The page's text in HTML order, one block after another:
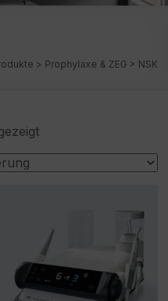
> Prophylaxe & ZEG > NSK